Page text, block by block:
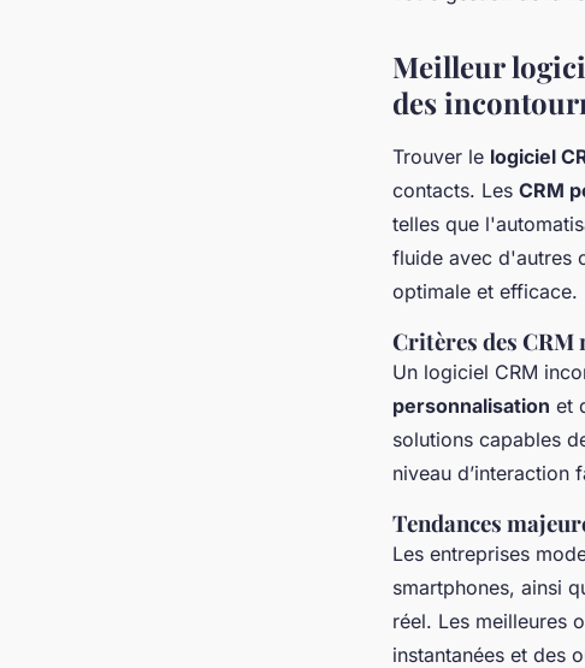
Meilleur
des
Trouver le logiciel
contacts. Les CRM
telles que
fluide avec d'autres
optimale et efficace.
Critères des CRM
Un logiciel CRM
personnalisation et
solutions capables
niveau d’interaction
Tendances
Les entreprises
smartphones, ainsi
réel. Les meilleures
instantanées et des